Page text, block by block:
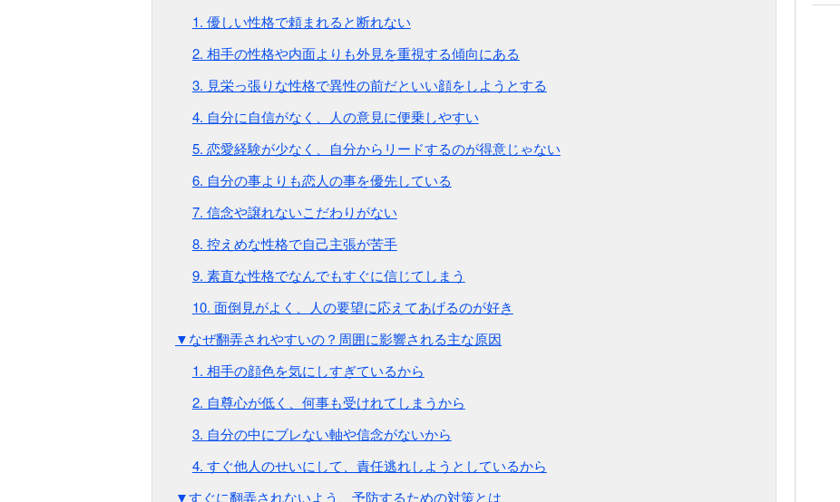
1. 優しい性格で頼まれると断れない
2. 相手の性格や内面よりも外見を重視する傾向にある
3. 見栄っ張りな性格で異性の前だといい顔をしようとする
4. 自分に自信がなく、人の意見に便乗しやすい
5. 恋愛経験が少なく、自分からリードするのが得意じゃない
6. 自分の事よりも恋人の事を優先している
7. 信念や譲れないこだわりがない
8. 控えめな性格で自己主張が苦手
9. 素直な性格でなんでもすぐに信じてしまう
10. 面倒見がよく、人の要望に応えてあげるのが好き
▼なぜ翻弄されやすいの？周囲に影響される主な原因
1. 相手の顔色を気にしすぎているから
2. 自尊心が低く、何事も受けれてしまうから
3. 自分の中にブレない軸や信念がないから
4. すぐ他人のせいにして、責任逃れしようとしているから
▼すぐに翻弄されないよう、予防するための対策とは